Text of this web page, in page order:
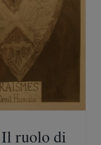
Il ruolo di